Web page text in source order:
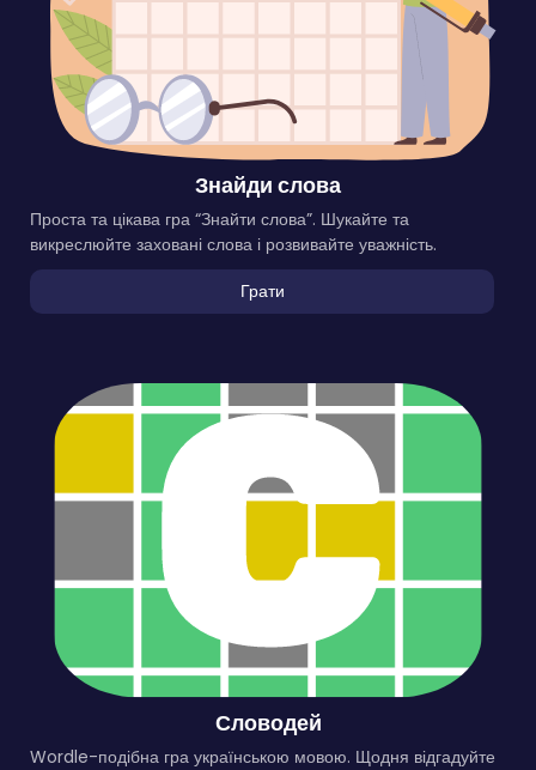
Знайди слова
Проста та цікава гра “Знайти слова”. Шукайте та
викреслюйте заховані слова і розвивайте уважність.
Грати
Словодей
Wordle-подібна гра українською мовою. Щодня відгадуйте